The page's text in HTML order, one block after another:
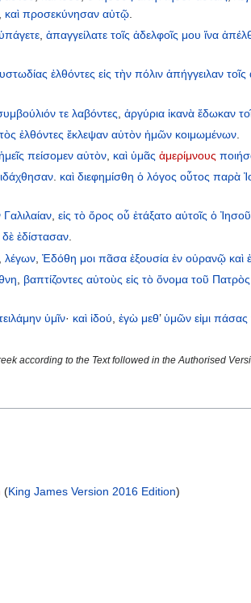
καὶ προσεκύνησαν αὐτῷ
,ἀπαγγείλατε τοῖς ἀδελφοῖς μου ἵνα
ἐλθόντες εἰς τὴν πόλιν ἀπήγγειλαν τοῖς
τε λαβόντες ,ἀργύρια ἱκανὰ ἔδωκαν
ἐλθόντες ἔκλεψαν αὐτὸν ἡμῶν κοιμωμένων
πείσομεν αὐτὸν καὶ ὑμᾶς ἀμερίμνους
καὶ διεφημίσθη ὁ λόγος οὗτος παρὰ
Γαλιλαίαν,εἰς τὸ ὄρος οὗ ἐτάξατο αὐτοῖς ὁ
δὲ ἐδίστασαν.
,λέγων ,Ἐδόθη μοι πᾶσα ἐξουσία ἐν οὐρανῷ καὶ
βαπτίζοντες αὐτοὺς εἰς τὸ ὄνομα τοῦ Πατρὸς
ὑμῖν· καὶ ἰδού ,ἐγὼ μεθ’ὑμῶν εἰμι πάσας
according to the Text followed in the Authorised
(King James Version 2016 Edition)